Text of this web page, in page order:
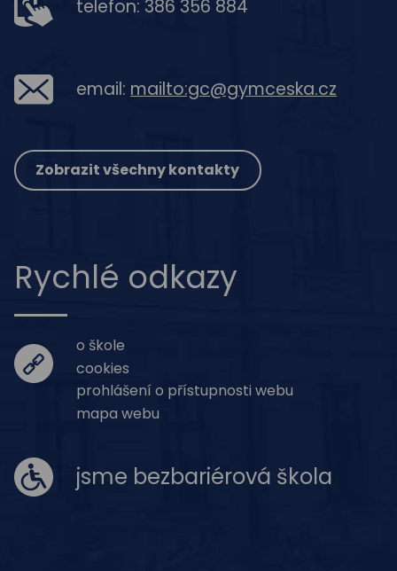
telefon: 386 356 884
email: mailto:gc@gymceska.cz
Zobrazit všechny kontakty
Rychlé odkazy
o škole
cookies
prohlášení o přístupnosti webu
mapa webu
jsme bezbariérová škola